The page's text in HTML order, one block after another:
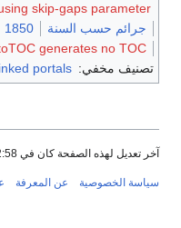
skip-gaps parameter
جرائم حسب السنة
1850
generates no TOC
تصنيف مخفي: portals
آخر تعديل لهذه الصفحة كان في 22:58, 29 أكتوبر 2013.
سياسة الخصوصية عن المعرفة